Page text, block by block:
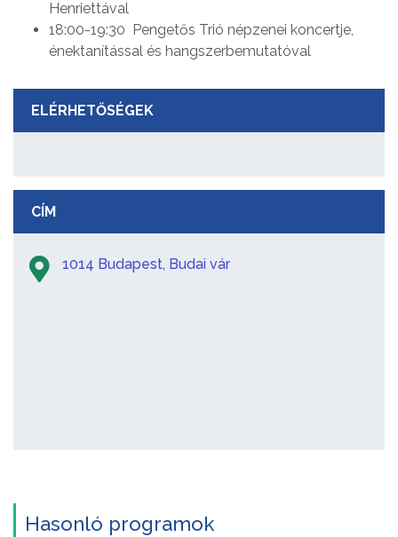
Henriettával
18:00-19:30 Pengetős Trió népzenei koncertje,
énektanítással és hangszerbemutatóval
ELÉRHETŐSÉGEK
CÍM
1014 Budapest, Budai vár
Hasonló programok